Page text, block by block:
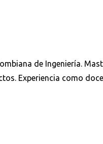
de Ingeniería.
Experiencia como